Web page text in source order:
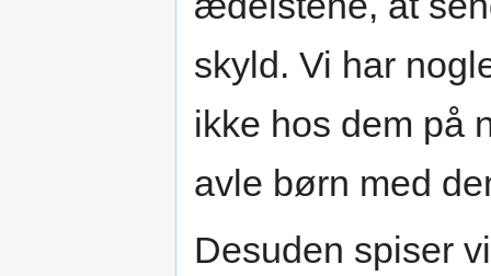
skyld. Vi har
ikke hos dem på
avle børn med
Desuden spiser